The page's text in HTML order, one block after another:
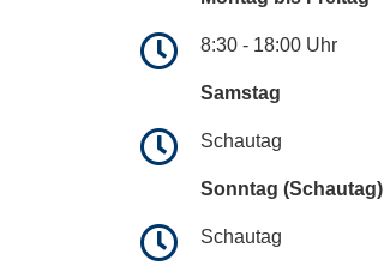
8:30 - 18:00 Uhr
Samstag
Schautag
Sonntag (Schautag)
Schautag